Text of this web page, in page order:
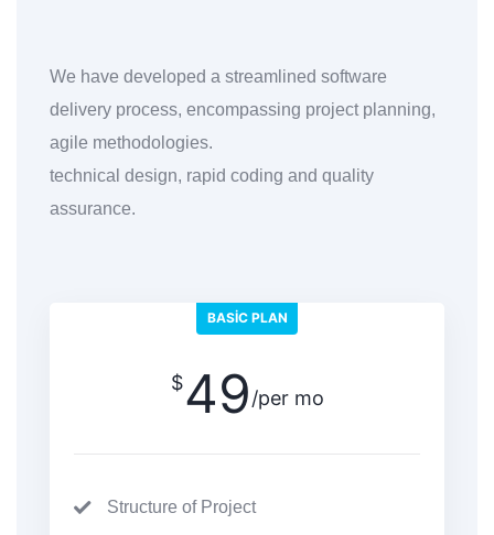
We have developed a streamlined software
delivery process, encompassing project planning,
agile methodologies.
technical design, rapid coding and quality
assurance.
BASIC PLAN
$49/per mo
Structure of Project